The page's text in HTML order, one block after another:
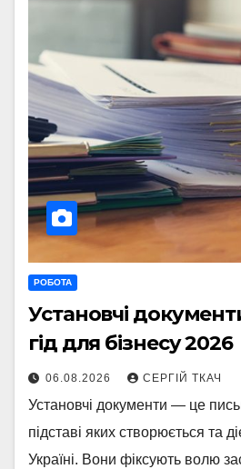
РОБОТА
Установчі
гід для бізнесу 2026
06.08.2026 СЕРГІЙ ТКАЧ
Установчі документи — це
підставі яких створюється та
Україні. Вони фіксують волю